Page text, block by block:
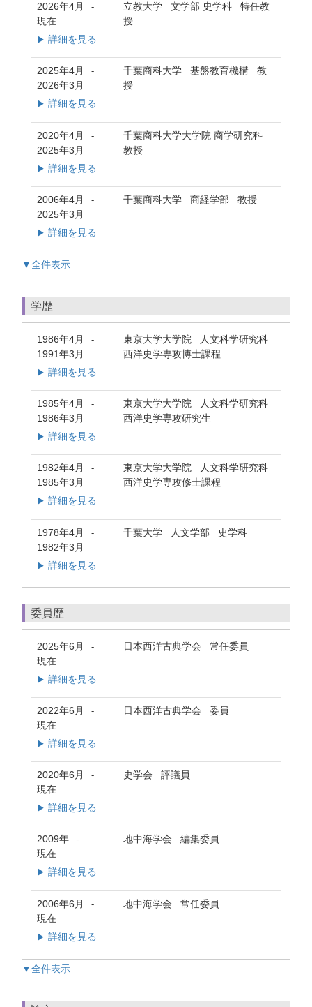
2026年4月 -
現在
立教大学 文学部 史学科 特任教
授
▶ 詳細を見る
2025年4月 -
2026年3月
千葉商科大学 基盤教育機構 教
授
▶ 詳細を見る
2020年4月 -
2025年3月
千葉商科大学大学院 商学研究科
教授
▶ 詳細を見る
2006年4月 -
2025年3月
千葉商科大学 商経学部 教授
▶ 詳細を見る
▼全件表示
学歴
1986年4月 -
1991年3月
東京大学大学院 人文科学研究科
西洋史学専攻博士課程
▶ 詳細を見る
1985年4月 -
1986年3月
東京大学大学院 人文科学研究科
西洋史学専攻研究生
▶ 詳細を見る
1982年4月 -
1985年3月
東京大学大学院 人文科学研究科
西洋史学専攻修士課程
▶ 詳細を見る
1978年4月 -
1982年3月
千葉大学 人文学部 史学科
▶ 詳細を見る
委員歴
2025年6月 -
現在
日本西洋古典学会 常任委員
▶ 詳細を見る
2022年6月 -
現在
日本西洋古典学会 委員
▶ 詳細を見る
2020年6月 -
現在
史学会 評議員
▶ 詳細を見る
2009年 -
現在
地中海学会 編集委員
▶ 詳細を見る
2006年6月 -
現在
地中海学会 常任委員
▶ 詳細を見る
▼全件表示